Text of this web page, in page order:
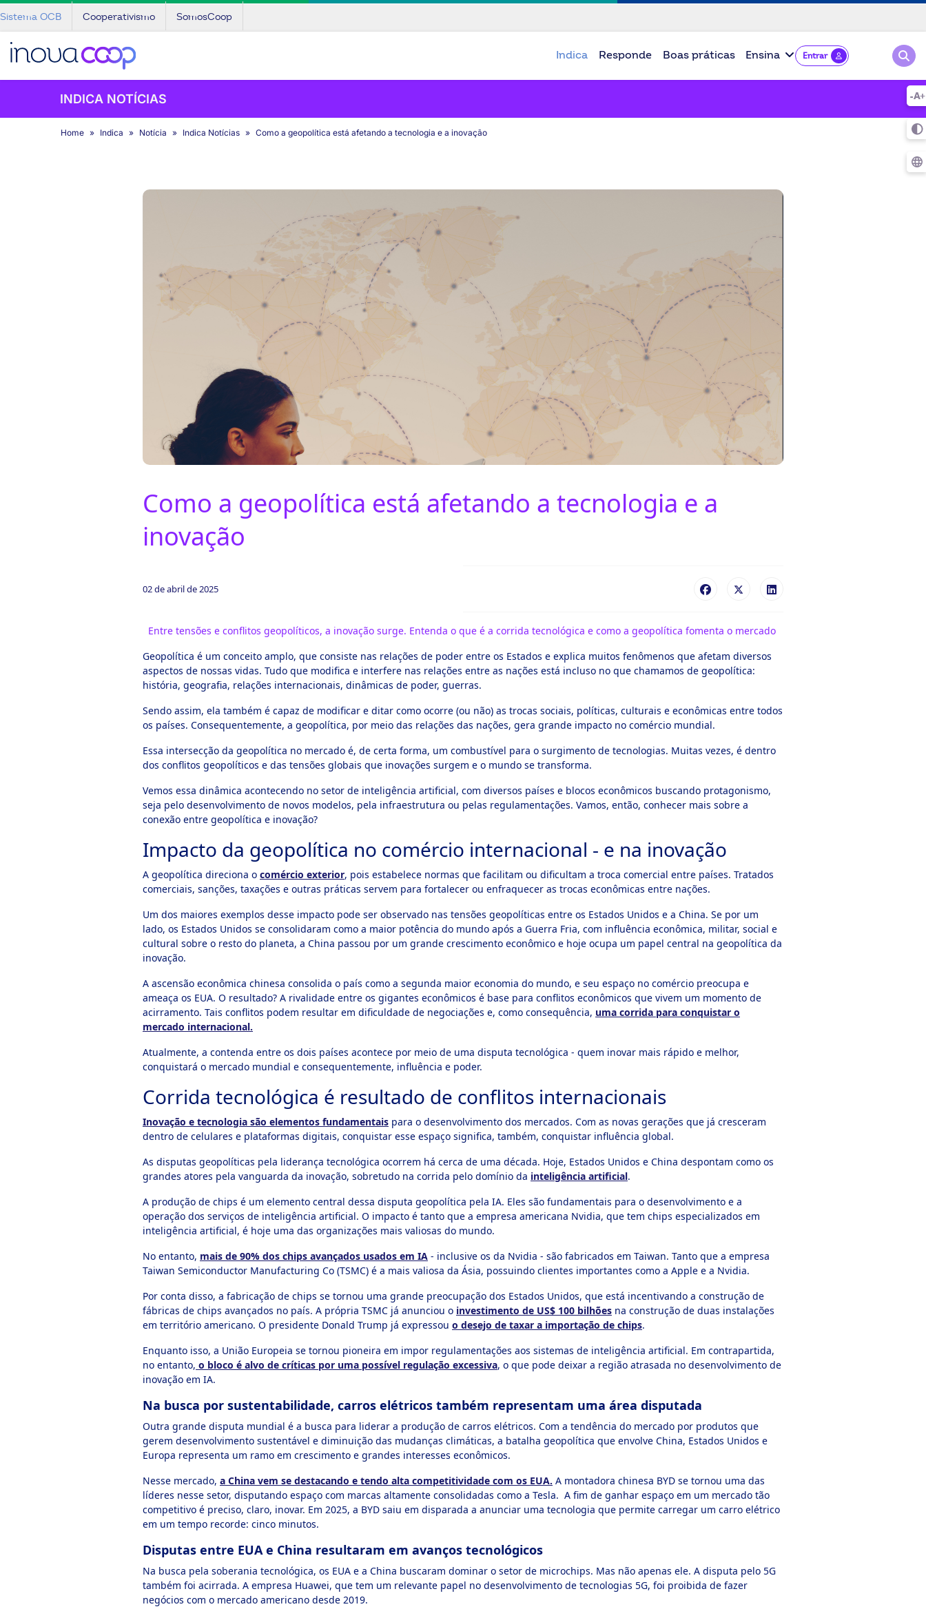
Sistema OCB Cooperativismo SomosCoop
Indica Responde Boas práticas Ensina Entrar
INDICA NOTÍCIAS
Home Indica Notícia Indica Notícias Como a geopolítica está afetando a tecnologia e a inovação
Como a geopolítica está afetando a tecnologia e a
inovação
02 de abril de 2025
Entre tensões e conflitos geopolíticos, a inovação surge. Entenda o que é a corrida tecnológica e como a geopolítica fomenta o mercado
Geopolítica é um conceito amplo, que consiste nas relações de poder entre os Estados e explica muitos fenômenos que afetam diversos
aspectos de nossas vidas. Tudo que modifica e interfere nas relações entre as nações está incluso no que chamamos de geopolítica:
história, geografia, relações internacionais, dinâmicas de poder, guerras.
Sendo assim, ela também é capaz de modificar e ditar como ocorre (ou não) as trocas sociais, políticas, culturais e econômicas entre todos
os países. Consequentemente, a geopolítica, por meio das relações das nações, gera grande impacto no comércio mundial.
Essa intersecção da geopolítica no mercado é, de certa forma, um combustível para o surgimento de tecnologias. Muitas vezes, é dentro
dos conflitos geopolíticos e das tensões globais que inovações surgem e o mundo se transforma.
Vemos essa dinâmica acontecendo no setor de inteligência artificial, com diversos países e blocos econômicos buscando protagonismo,
seja pelo desenvolvimento de novos modelos, pela infraestrutura ou pelas regulamentações. Vamos, então, conhecer mais sobre a
conexão entre geopolítica e inovação?
Impacto da geopolítica no comércio internacional - e na inovação
A geopolítica direciona o comércio exterior, pois estabelece normas que facilitam ou dificultam a troca comercial entre países. Tratados
comerciais, sanções, taxações e outras práticas servem para fortalecer ou enfraquecer as trocas econômicas entre nações.
Um dos maiores exemplos desse impacto pode ser observado nas tensões geopolíticas entre os Estados Unidos e a China. Se por um
lado, os Estados Unidos se consolidaram como a maior potência do mundo após a Guerra Fria, com influência econômica, militar, social e
cultural sobre o resto do planeta, a China passou por um grande crescimento econômico e hoje ocupa um papel central na geopolítica da
inovação.
A ascensão econômica chinesa consolida o país como a segunda maior economia do mundo, e seu espaço no comércio preocupa e
ameaça os EUA. O resultado? A rivalidade entre os gigantes econômicos é base para conflitos econômicos que vivem um momento de
acirramento. Tais conflitos podem resultar em dificuldade de negociações e, como consequência, uma corrida para conquistar o
mercado internacional.
Atualmente, a contenda entre os dois países acontece por meio de uma disputa tecnológica - quem inovar mais rápido e melhor,
conquistará o mercado mundial e consequentemente, influência e poder.
Corrida tecnológica é resultado de conflitos internacionais
Inovação e tecnologia são elementos fundamentais para o desenvolvimento dos mercados. Com as novas gerações que já cresceram
dentro de celulares e plataformas digitais, conquistar esse espaço significa, também, conquistar influência global.
As disputas geopolíticas pela liderança tecnológica ocorrem há cerca de uma década. Hoje, Estados Unidos e China despontam como os
grandes atores pela vanguarda da inovação, sobretudo na corrida pelo domínio da inteligência artificial.
A produção de chips é um elemento central dessa disputa geopolítica pela IA. Eles são fundamentais para o desenvolvimento e a
operação dos serviços de inteligência artificial. O impacto é tanto que a empresa americana Nvidia, que tem chips especializados em
inteligência artificial, é hoje uma das organizações mais valiosas do mundo.
No entanto, mais de 90% dos chips avançados usados em IA - inclusive os da Nvidia - são fabricados em Taiwan. Tanto que a empresa
Taiwan Semiconductor Manufacturing Co (TSMC) é a mais valiosa da Ásia, possuindo clientes importantes como a Apple e a Nvidia.
Por conta disso, a fabricação de chips se tornou uma grande preocupação dos Estados Unidos, que está incentivando a construção de
fábricas de chips avançados no país. A própria TSMC já anunciou o investimento de US$ 100 bilhões na construção de duas instalações
em território americano. O presidente Donald Trump já expressou o desejo de taxar a importação de chips.
Enquanto isso, a União Europeia se tornou pioneira em impor regulamentações aos sistemas de inteligência artificial. Em contrapartida,
no entanto, o bloco é alvo de críticas por uma possível regulação excessiva, o que pode deixar a região atrasada no desenvolvimento de
inovação em IA.
Na busca por sustentabilidade, carros elétricos também representam uma área disputada
Outra grande disputa mundial é a busca para liderar a produção de carros elétricos. Com a tendência do mercado por produtos que
gerem desenvolvimento sustentável e diminuição das mudanças climáticas, a batalha geopolítica que envolve China, Estados Unidos e
Europa representa um ramo em crescimento e grandes interesses econômicos.
Nesse mercado, a China vem se destacando e tendo alta competitividade com os EUA. A montadora chinesa BYD se tornou uma das
líderes nesse setor, disputando espaço com marcas altamente consolidadas como a Tesla. A fim de ganhar espaço em um mercado tão
competitivo é preciso, claro, inovar. Em 2025, a BYD saiu em disparada a anunciar uma tecnologia que permite carregar um carro elétrico
em um tempo recorde: cinco minutos.
Disputas entre EUA e China resultaram em avanços tecnológicos
Na busca pela soberania tecnológica, os EUA e a China buscaram dominar o setor de microchips. Mas não apenas ele. A disputa pelo 5G
também foi acirrada. A empresa Huawei, que tem um relevante papel no desenvolvimento de tecnologias 5G, foi proibida de fazer
negócios com o mercado americano desde 2019.